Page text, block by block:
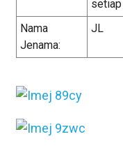
Nama
Jenama:
JL